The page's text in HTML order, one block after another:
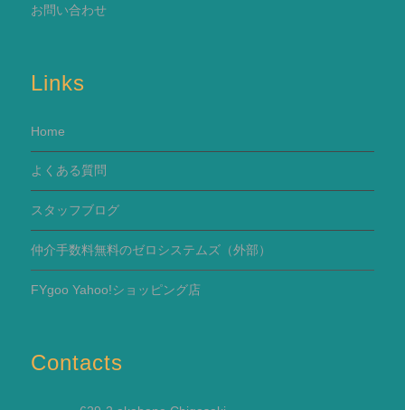
お問い合わせ
Links
Home
よくある質問
スタッフブログ
仲介手数料無料のゼロシステムズ（外部）
FYgoo Yahoo!ショッピング店
Contacts